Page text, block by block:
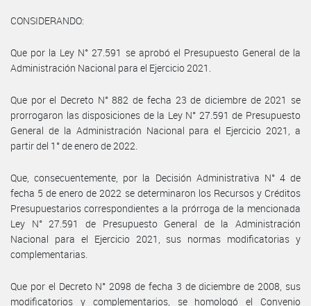
CONSIDERANDO:
Que por la Ley N° 27.591 se aprobó el Presupuesto General de la
Administración Nacional para el Ejercicio 2021.
Que por el Decreto N° 882 de fecha 23 de diciembre de 2021 se
prorrogaron las disposiciones de la Ley N° 27.591 de Presupuesto
General de la Administración Nacional para el Ejercicio 2021, a
partir del 1° de enero de 2022.
Que, consecuentemente, por la Decisión Administrativa N° 4 de
fecha 5 de enero de 2022 se determinaron los Recursos y Créditos
Presupuestarios correspondientes a la prórroga de la mencionada
Ley N° 27.591 de Presupuesto General de la Administración
Nacional para el Ejercicio 2021, sus normas modificatorias y
complementarias.
Que por el Decreto N° 2098 de fecha 3 de diciembre de 2008, sus
modificatorios y complementarios, se homologó el Convenio